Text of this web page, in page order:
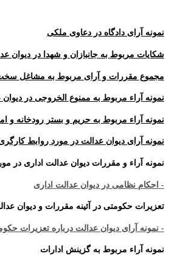
نمونه آرای دادگاه در دعاوی ملکی
شکایات مربوط به جانبازان و شهدا در دیوان
مجموع مقررات و آرای مربوط به مشاغل سخت
نمونه آراء مربوط به ممنوع الخروجی در دیوان
نمونه آراء مربوط به حریم و بستر رودخانه و
نمونه آرای دیوان عدالت در مورد روابط
نمونه آراء و مقررات دیوان عدالت اداری در
- احکام نظامی در دیوان عدالت اداری
تعزیرات حکومتی در آئینه مقررات و دیوان
- نمونه آرای دیوان عدالت درباره تعزیرات
نمونه آراء مربوط به گزینش ادارات